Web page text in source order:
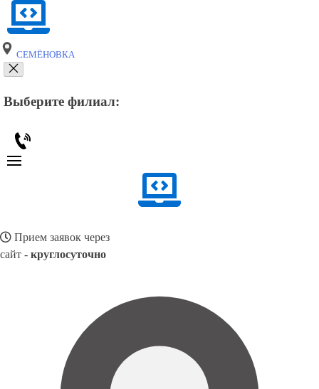
СЕМЁНОВКА
Выберите филиал:
Прием заявок через
сайт - круглосуточно